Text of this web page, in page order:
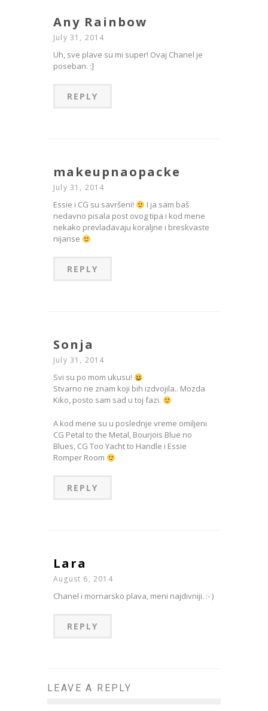
Any Rainbow
July 31, 2014
Uh, sve plave su mi super! Ovaj Chanel je
poseban. :]
REPLY
makeupnaopacke
July 31, 2014
Essie i CG su savršeni!
I ja sam baš
nedavno pisala post ovog tipa i kod mene
nekako prevladavaju koraljne i breskvaste
nijanse
REPLY
Sonja
July 31, 2014
Svi su po mom ukusu!
Stvarno ne znam koji bih izdvojila.. Mozda
Kiko, posto sam sad u toj fazi.
A kod mene su u poslednje vreme omiljeni
CG Petal to the Metal, Bourjois Blue no
Blues, CG Too Yacht to Handle i Essie
Romper Room
REPLY
Lara
August 6, 2014
Chanel i mornarsko plava, meni najdivniji. :- )
REPLY
LEAVE A REPLY